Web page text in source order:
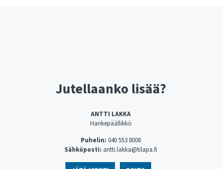
Jutellaanko lisää?
ANTTI LAKKA
Hankepäällikkö
Puhelin: 040 553 8008
Sähköposti: antti.lakka@tilapa.fi